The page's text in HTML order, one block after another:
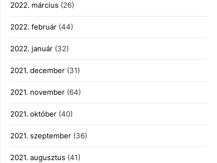
2022. március (26)
2022. február (44)
2022. január (32)
2021. december (31)
2021. november (64)
2021. október (40)
2021. szeptember (36)
2021. augusztus (41)